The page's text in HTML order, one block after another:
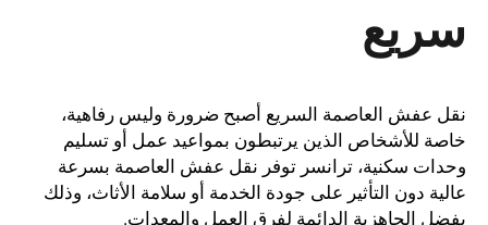
سريع
نقل عفش العاصمة السريع أصبح ضرورة وليس رفاهية،
خاصة للأشخاص الذين يرتبطون بمواعيد عمل أو تسليم
وحدات سكنية، ترانسر توفر نقل عفش العاصمة بسرعة
عالية دون التأثير على جودة الخدمة أو سلامة الأثاث، وذلك
بفضل الجاهزية الدائمة لفِرق العمل والمعدات.